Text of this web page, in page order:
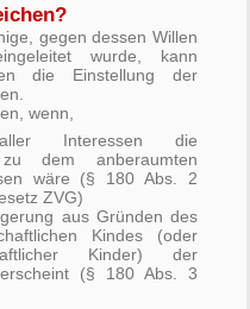
gegen dessen Willen
wurde, kann
die Einstellung der
wenn,
Interessen die
zu dem anberaumten
wäre (§ 180 Abs. 2
ZVG)
aus Gründen des
Kindes (oder
Kinder) der
(§ 180 Abs. 3